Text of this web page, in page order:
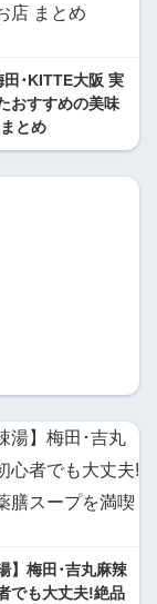
田･KITTE大阪 実
おすすめの美味
とめ
】梅田･吉丸麻辣
でも大丈夫!絶品